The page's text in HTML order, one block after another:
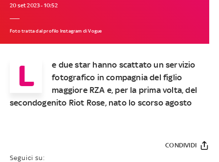
20 set 2023 - 10:52
Foto tratta dal profilo Instagram di Vogue
L
e due star hanno scattato un servizio
fotografico in compagnia del figlio
maggiore RZA e, per la prima volta, del
secondogenito Riot Rose, nato lo scorso agosto
Seguici su:
CONDIVIDI